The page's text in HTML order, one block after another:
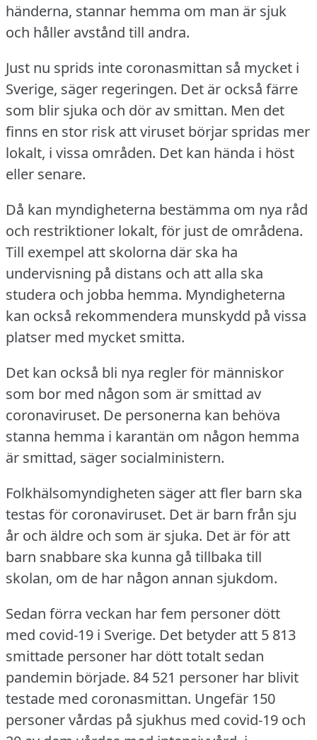
händerna, stannar hemma om man är sjuk
och håller avstånd till andra.
Just nu sprids inte coronasmittan så mycket i
Sverige, säger regeringen. Det är också färre
som blir sjuka och dör av smittan. Men det
finns en stor risk att viruset börjar spridas mer
lokalt, i vissa områden. Det kan hända i höst
eller senare.
Då kan myndigheterna bestämma om nya råd
och restriktioner lokalt, för just de områdena.
Till exempel att skolorna där ska ha
undervisning på distans och att alla ska
studera och jobba hemma. Myndigheterna
kan också rekommendera munskydd på vissa
platser med mycket smitta.
Det kan också bli nya regler för människor
som bor med någon som är smittad av
coronaviruset. De personerna kan behöva
stanna hemma i karantän om någon hemma
är smittad, säger socialministern.
Folkhälsomyndigheten säger att fler barn ska
testas för coronaviruset. Det är barn från sju
år och äldre och som är sjuka. Det är för att
barn snabbare ska kunna gå tillbaka till
skolan, om de har någon annan sjukdom.
Sedan förra veckan har fem personer dött
med covid-19 i Sverige. Det betyder att 5 813
smittade personer har dött totalt sedan
pandemin började. 84 521 personer har blivit
testade med coronasmittan. Ungefär 150
personer vårdas på sjukhus med covid-19 och